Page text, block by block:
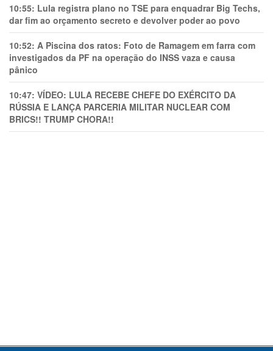
10:55: Lula registra plano no TSE para enquadrar Big Techs,
dar fim ao orçamento secreto e devolver poder ao povo
10:52: A Piscina dos ratos: Foto de Ramagem em farra com
investigados da PF na operação do INSS vaza e causa
pânico
10:47: VÍDEO: LULA RECEBE CHEFE DO EXÉRCITO DA
RÚSSIA E LANÇA PARCERIA MILITAR NUCLEAR COM
BRICS!! TRUMP CHORA!!